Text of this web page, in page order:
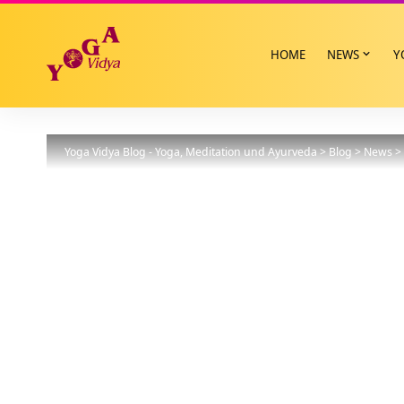
HOME NEWS
Yoga Vidya Blog - Yoga, Meditation und Ayurveda>Blog>News>